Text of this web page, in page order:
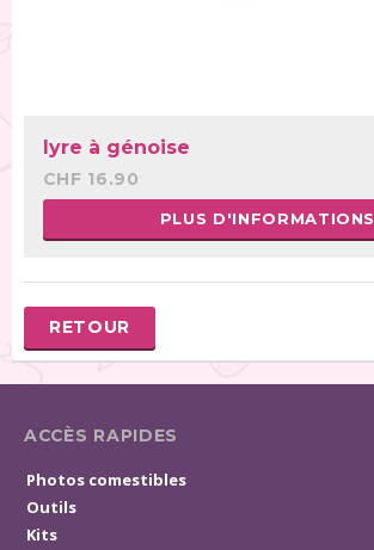
lyre à génoise
CHF 16.90
PLUS D'INFORMATIONS
RETOUR
ACCÈS RAPIDES
Photos comestibles
Outils
Kits